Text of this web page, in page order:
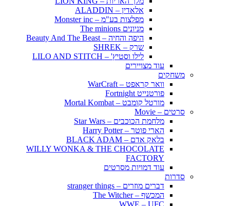
אלאדין – ALADDIN
מפלצות בע"מ – Monster inc
מניונים The minions
היפה והחיה – Beauty And The Beast
שרק – SHREK
לילו וסטיץ' – LILO AND STITCH
עוד מצויירים
משחקים
וואר קראפט – WarCraft
פורטנייט Fortnight
מורטל קומבט – Mortal Kombat
סרטים – Movie
מלחמת הכוכבים – Star Wars
הארי פוטר – Harry Potter
בלאק אדם – BLACK ADAM
WILLY WONKA & THE CHOCOLATE
FACTORY
עוד דמויות מסרטים
סדרות
דברים מוזרים – stranger things
המכשף – The Witcher
WWE – UFC